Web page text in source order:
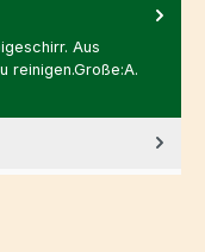
Aus
reinigen.Große:A.